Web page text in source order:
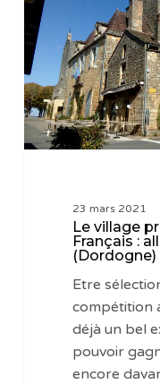
préféré
des
Français
:
allez
Domme
(Dordogne)
23 mars 2021
Le village
Français :
(Dordogne)
Etre
compétition
déjà un bel
pouvoir
encore